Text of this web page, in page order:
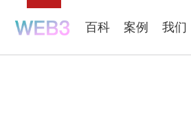
百科 案例 我们